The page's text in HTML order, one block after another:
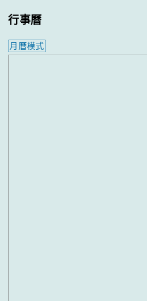
行事曆
月曆模式